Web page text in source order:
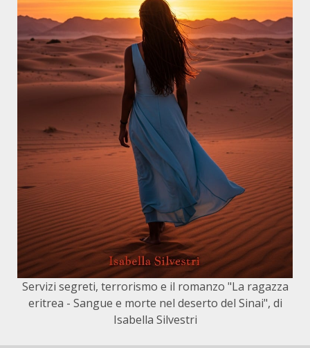
Servizi segreti, terrorismo e il romanzo "La ragazza
eritrea - Sangue e morte nel deserto del Sinai", di
Isabella Silvestri